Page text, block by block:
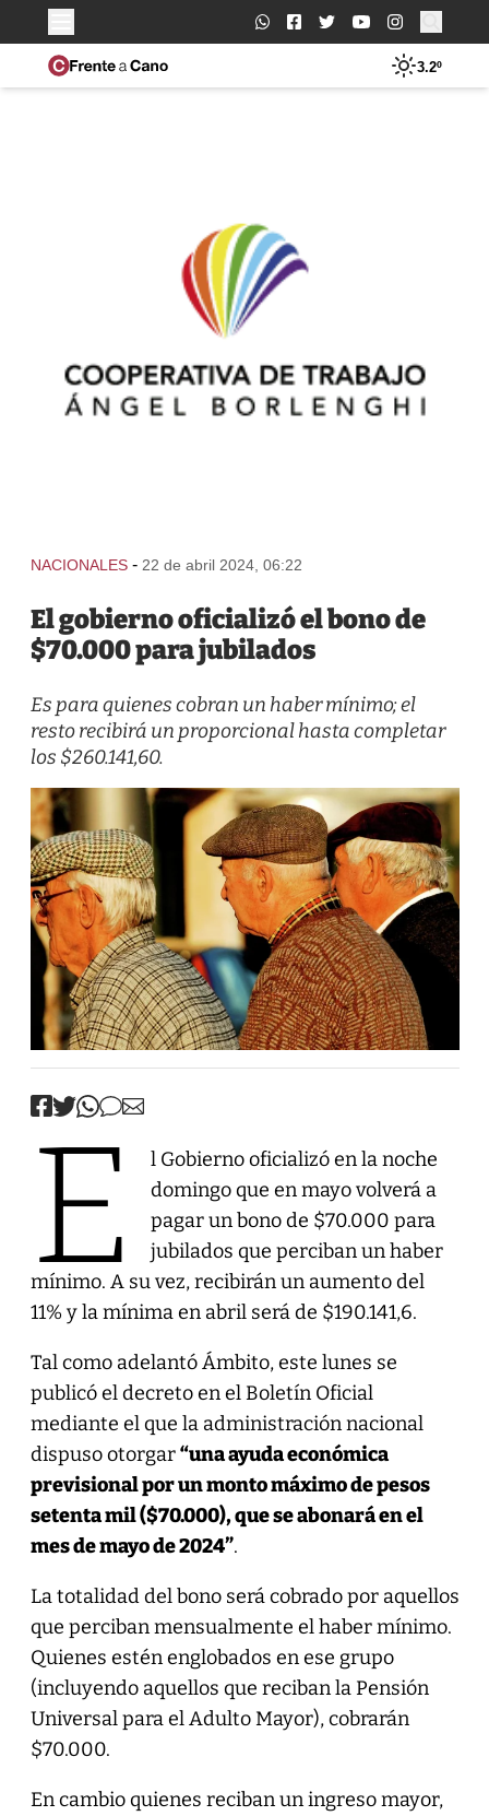
Buscar:
3.2º
NACIONALES - 22 de abril 2024, 06:22
El gobierno oficializó el bono de
$70.000 para jubilados
Es para quienes cobran un haber mínimo; el
resto recibirá un proporcional hasta completar
los $260.141,60.
E
l Gobierno oficializó en la noche
domingo que en mayo volverá a
pagar un bono de $70.000 para
jubilados que perciban un haber
mínimo. A su vez, recibirán un aumento del
11% y la mínima en abril será de $190.141,6.
Tal como adelantó Ámbito, este lunes se
publicó el decreto en el Boletín Oficial
mediante el que la administración nacional
dispuso otorgar“una ayuda económica
previsional por un monto máximo de pesos
setenta mil ($70.000), que se abonará en el
mes de mayo de 2024”.
La totalidad del bono será cobrado por aquellos
que perciban mensualmente el haber mínimo.
Quienes estén englobados en ese grupo
(incluyendo aquellos que reciban la Pensión
Universal para el Adulto Mayor), cobrarán
$70.000.
En cambio quienes reciban un ingreso mayor,